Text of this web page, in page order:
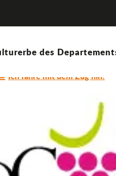
des
Ich fahre mit dem Zug hin!